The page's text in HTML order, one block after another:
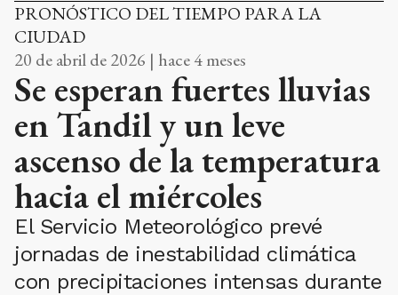
PRONÓSTICO DEL TIEMPO PARA LA
CIUDAD
20 de abril de 2026 | hace 4 meses
Se esperan fuertes lluvias
en Tandil y un leve
ascenso de la temperatura
hacia el miércoles
El Servicio Meteorológico prevé
jornadas de inestabilidad climática
con precipitaciones intensas durante